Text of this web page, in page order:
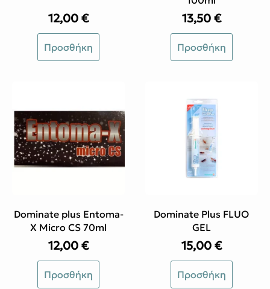
12,00€
Προσθήκη
13,50 €
Προσθήκη
Dominate plus Entoma-
X Micro CS 70ml
12,00€
Προσθήκη
Dominate Plus FLUO
GEL
15,00 €
Προσθήκη